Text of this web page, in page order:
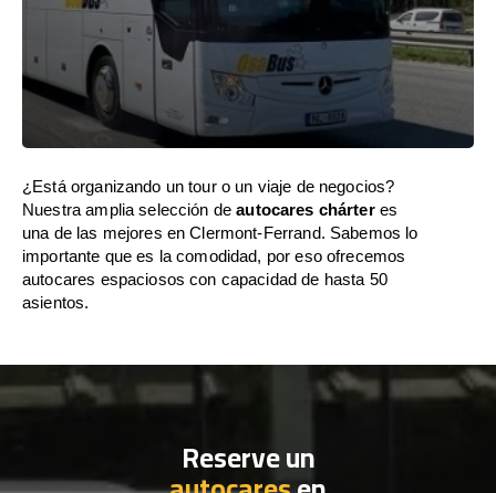
¿Está organizando un tour o un viaje de negocios?
Nuestra amplia selección deautocares chárteres
una de las mejores en Clermont-Ferrand. Sabemos lo
importante que es la comodidad, por eso ofrecemos
autocares espaciosos con capacidad de hasta 50
asientos.
Reserve un